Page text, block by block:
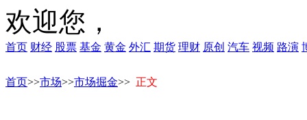
欢迎您，
首页 财经 股票 基金 黄金 外汇 期货 理财 原创 汽车 视频 路演
首页>>市场>>市场掘金>> 正文